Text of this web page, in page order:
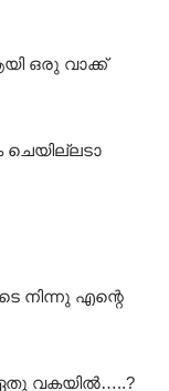
ഒരു വാക്ക്
നിന്നു എന്റെ
വകയിൽ…..?